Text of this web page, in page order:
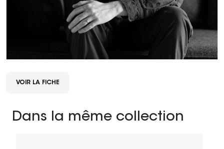
VOIR LA FICHE
Dans la même collection